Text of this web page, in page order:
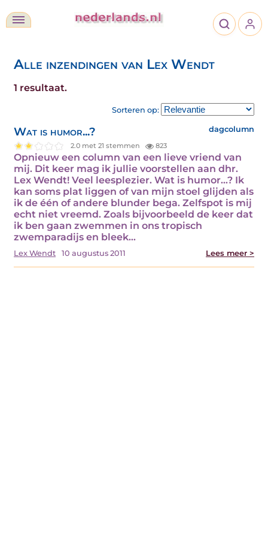
Alle inzendingen van Lex Wendt
1 resultaat.
Sorteren op:
Wat is humor...? dagcolumn
2.0 met 21 stemmen 823
Opnieuw een column van een lieve vriend van
mij. Dit keer mag ik jullie voorstellen aan dhr.
Lex Wendt! Veel leesplezier. Wat is humor...? Ik
kan soms plat liggen of van mijn stoel glijden als
ik de één of andere blunder bega. Zelfspot is mij
echt niet vreemd. Zoals bijvoorbeeld de keer dat
ik ben gaan zwemmen in ons tropisch
zwemparadijs en bleek…
Lex Wendt 10 augustus 2011 Lees meer >